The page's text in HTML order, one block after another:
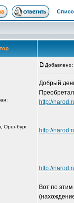
Оренбург
Добрый
http://
http://
http://
Вот по